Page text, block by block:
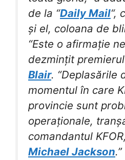
de la “Daily Mail“,
și el, coloana de
“Este o afirmație
dezmințit
Blair. “Deplasările
momentul în care
provincie sunt
operaționale,
comandantul KFOR,
Michael Jackson.”